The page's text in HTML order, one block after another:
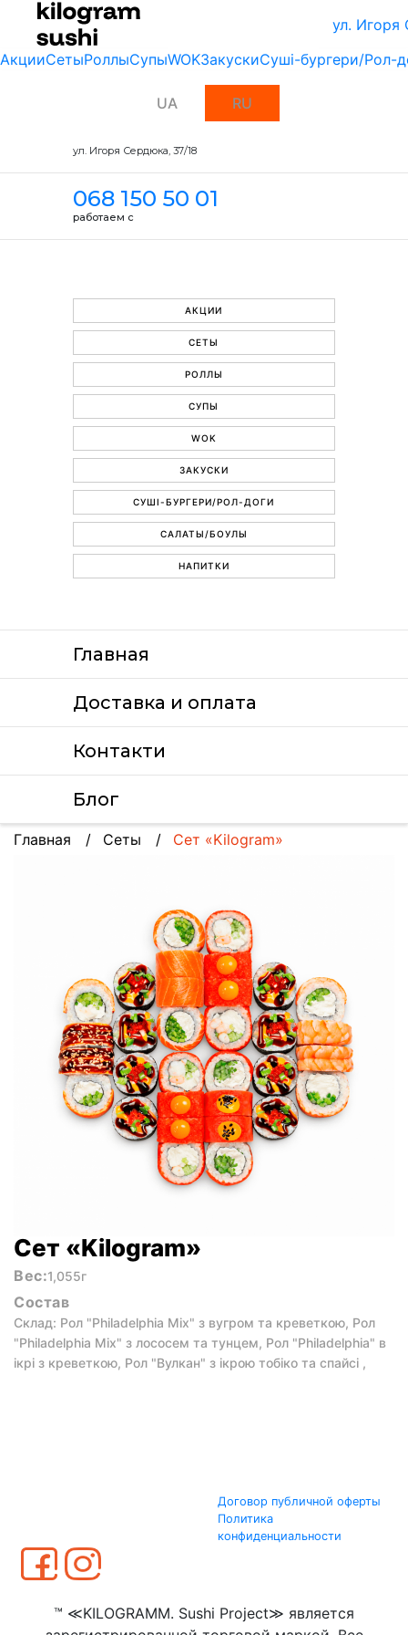
ул. Игоря
АкцииСетыРоллыСупыWOKЗакускиСуші-бургери/Рол-
UA RU
ул. Игоря Сердюка, 37/18
068 150 50 01
работаем с
АКЦИИ
СЕТЫ
РОЛЛЫ
СУПЫ
WOK
ЗАКУСКИ
СУШІ-БУРГЕРИ/РОЛ-ДОГИ
САЛАТЫ/БОУЛЫ
НАПИТКИ
Главная
Доставка и оплата
Контакти
Блог
Главная Сеты Сет «Kilogram»
Сет «Kilogram»
Вес:1,055г
Состав
Склад: Рол "Philadelphia Mix" з вугром та креветкою, Рол
"Philadelphia Mix" з лососем та тунцем, Рол "Philadelphia" в
ікрі з креветкою, Рол "Вулкан" з ікрою тобіко та спайсі ,
Договор публичной оферты
Политика
конфиденциальности
™ ≪KILOGRAMM. Sushi Project≫ является